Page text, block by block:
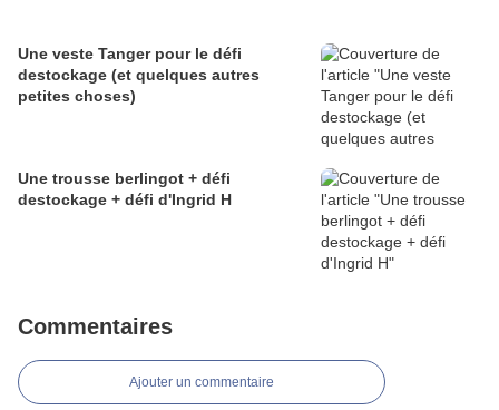
Une veste Tanger pour le défi
destockage (et quelques autres
petites choses)
Une trousse berlingot + défi
destockage + défi d'Ingrid H
Commentaires
Ajouter un commentaire